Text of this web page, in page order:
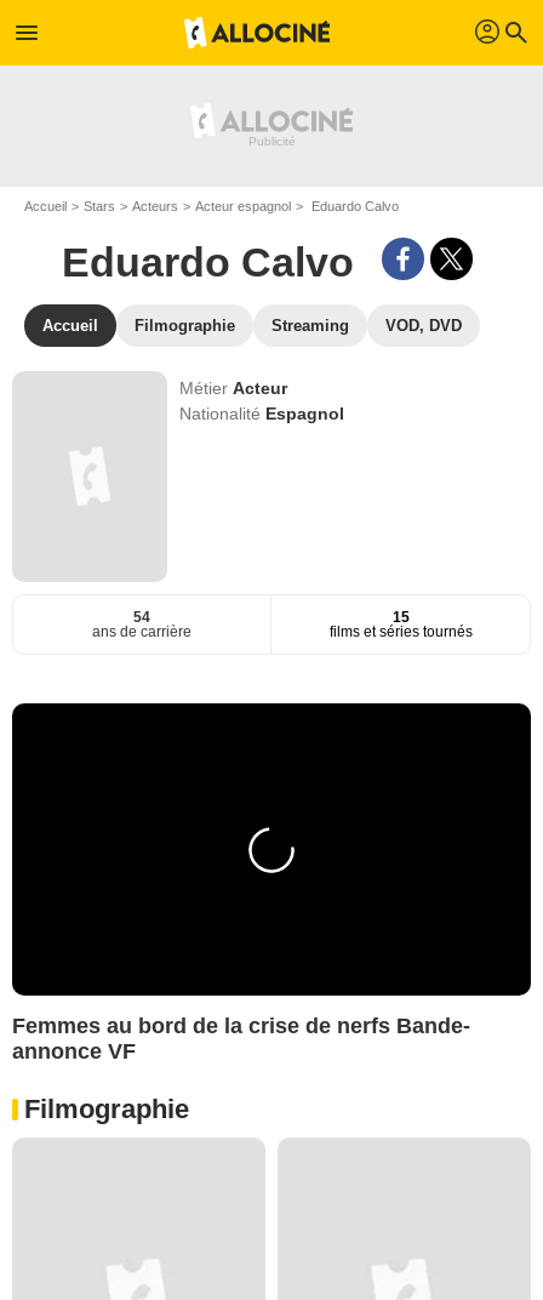
menu profil search
Accueil Stars Acteurs Acteur espagnol Eduardo Calvo
Eduardo Calvo
Accueil Filmographie Streaming VOD, DVD
MétierActeur
Nationalité Espagnol
54
ans de carrière
15
films et séries tournés
Femmes au bord de la crise de nerfs Bande-
annonce VF
Filmographie